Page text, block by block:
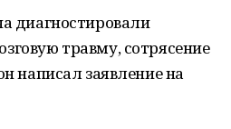
диагностировали
травму, сотрясение
написал заявление на